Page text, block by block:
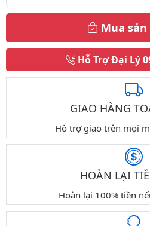
Mua
Hỗ Trợ Đại Lý
GIAO HÀNG
Hỗ trợ giao trên mọi
HOÀN LẠI
Hoàn lại 100% tiền